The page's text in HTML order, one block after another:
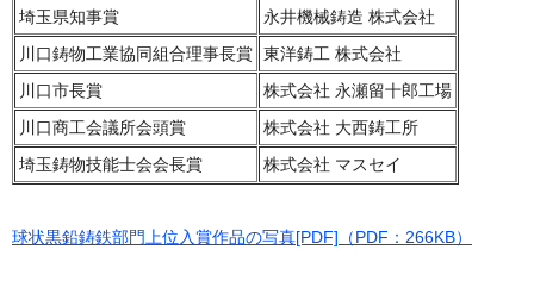
埼玉県知事賞
永井機械鋳造 株式会社
川口鋳物工業協同組合理事長賞 東洋鋳工 株式会社
川口市長賞
株式会社 永瀬留十郎工場
川口商工会議所会頭賞
株式会社 大西鋳工所
埼玉鋳物技能士会会長賞
株式会社 マスセイ
球状黒鉛鋳鉄部門上位入賞作品の写真[PDF]（PDF：266KB）